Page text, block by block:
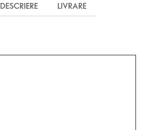
DESCRIERE LIVRARE